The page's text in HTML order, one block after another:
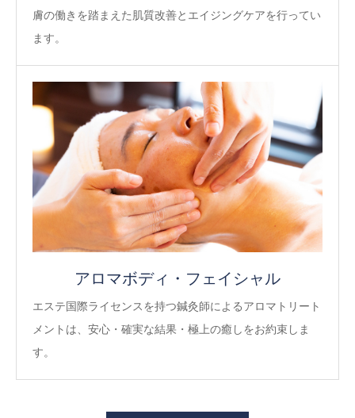
膚の働きを踏まえた肌質改善とエイジングケアを行ってい
ます。
アロマボディ・フェイシャル
エステ国際ライセンスを持つ鍼灸師によるアロマトリート
メントは、安心・確実な結果・極上の癒しをお約束しま
す。